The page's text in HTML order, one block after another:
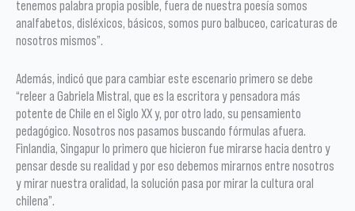
tenemos palabra propia posible, fuera de nuestra poesía somos
analfabetos, disléxicos, básicos, somos puro balbuceo, caricaturas de
nosotros mismos”.
Además, indicó que para cambiar este escenario primero se debe
“releer a Gabriela Mistral, que es la escritora y pensadora más
potente de Chile en el Siglo XX y, por otro lado, su pensamiento
pedagógico. Nosotros nos pasamos buscando fórmulas afuera.
Finlandia, Singapur lo primero que hicieron fue mirarse hacia dentro y
pensar desde su realidad y por eso debemos mirarnos entre nosotros
y mirar nuestra oralidad, la solución pasa por mirar la cultura oral
chilena”.